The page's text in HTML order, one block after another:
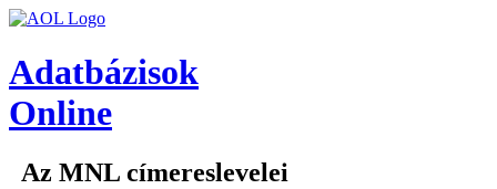
Adatbázisok
Online
Az MNL címereslevelei